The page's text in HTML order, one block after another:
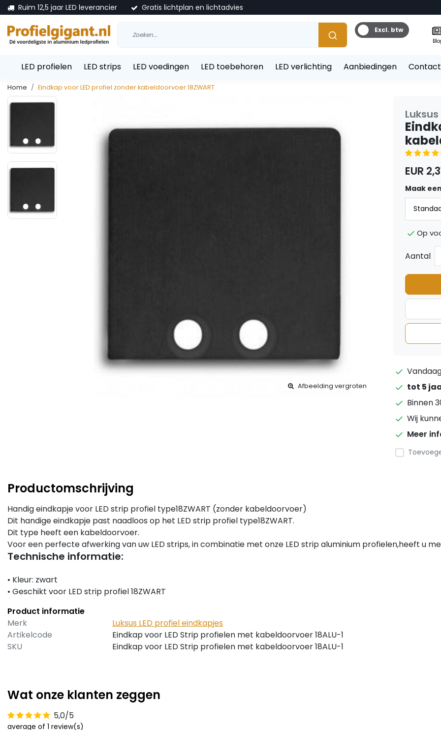
Ruim 12,5 jaar LED leverancier Gratis lichtplan en lichtadvies
Excl. btw
LED profielen LED strips LED voedingen LED toebehoren LED verlichting Aanbiedingen
Home Eindkap voor LED profiel zonder kabeldoorvoer 18ZWART
Afbeelding vergroten
EUR
Maak
Op
Aantal
tot 5
Binnen
Wij
Meer
Productomschrijving
Handig eindkapje voor LED strip profiel type18ZWART (zonder kabeldoorvoer)
Dit handige eindkapje past naadloos op het LED strip profiel type18ZWART.
Dit type heeft een kabeldoorvoer.
Voor een perfecte afwerking van uw LED strips, in combinatie met onze LED strip aluminium profielen,heeft u
Technische informatie:
• Kleur: zwart
• Geschikt voor LED strip profiel 18ZWART
Product informatie
Merk
Luksus LED profiel eindkapjes
Artikelcode
Eindkap voor LED Strip profielen met kabeldoorvoer 18ALU-1
SKU
Eindkap voor LED Strip profielen met kabeldoorvoer 18ALU-1
Wat onze klanten zeggen
5,0/5
average of 1 review(s)